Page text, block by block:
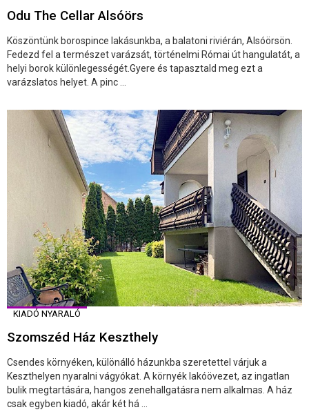
Odu The Cellar Alsóörs
Köszöntünk borospince lakásunkba, a balatoni riviérán, Alsóörsön.
Fedezd fel a természet varázsát, történelmi Római út hangulatát, a
helyi borok különlegességét.Gyere és tapasztald meg ezt a
varázslatos helyet. A pinc ...
KIADÓ NYARALÓ
Szomszéd Ház Keszthely
Csendes környéken, különálló házunkba szeretettel várjuk a
Keszthelyen nyaralni vágyókat. A környék lakóövezet, az ingatlan
bulik megtartására, hangos zenehallgatásra nem alkalmas. A ház
csak egyben kiadó, akár két há ...